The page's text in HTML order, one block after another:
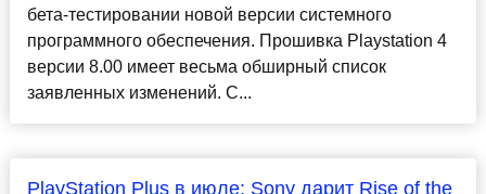
бета-тестировании новой версии системного
программного обеспечения. Прошивка Playstation 4
версии 8.00 имеет весьма обширный список
заявленных изменений. С...
PlayStation Plus в июле: Sony дарит Rise of the